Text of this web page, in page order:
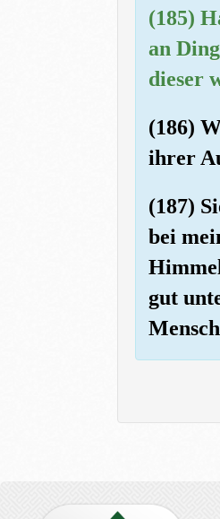
(185)
an
dieser
(186)
ihrer
(187)
bei
gut